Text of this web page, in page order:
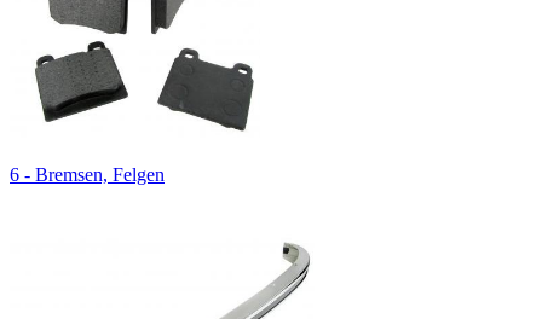
6 - Bremsen, Felgen